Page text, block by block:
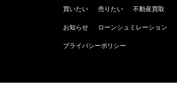
買いたい 売りたい 不動産買取
お知らせ ローンシュミレーション
プライバシーポリシー